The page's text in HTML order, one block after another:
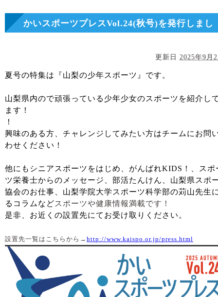
かいスポーツプレスVol.24(秋号)を発行しまし
更新日 2025年9月
夏号の特集は『山梨の少年スポーツ』です。
山梨県内ので頑張っている少年少女のスポーツを紹介し
ます！
！
興味のある方、チャレンジしてみたい方はチームにお問
わせください！
他にもシニアスポーツをはじめ、がんばれKIDS！、スポ
ツ栄養士からのメッセージ、部活たんけん、山梨県スポ
協会のお仕事、山梨学院大学スポーツ科学部の苅山先生
るコラム などスポーツや健康情報満載です！
是非、お近くの設置先にてお受け取りください。
設置先一覧はこちらから→ http://www.kaispo.or.jp/press.html